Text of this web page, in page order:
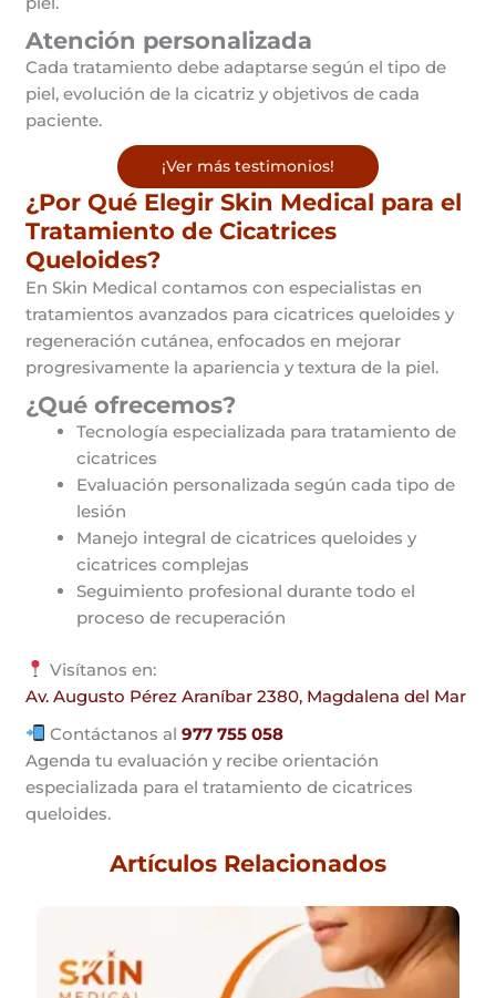
Atención personalizada
Cada tratamiento debe adaptarse según el tipo de
piel, evolución de la cicatriz y objetivos de cada
paciente.
¡Ver más testimonios!
¿Por Qué Elegir Skin Medical para el
Tratamiento de Cicatrices
Queloides?
En Skin Medical contamos con especialistas en
tratamientos avanzados para cicatrices queloides y
regeneración cutánea, enfocados en mejorar
progresivamente la apariencia y textura de la piel.
¿Qué ofrecemos?
Tecnología especializada para tratamiento de
cicatrices
Evaluación personalizada según cada tipo de
lesión
Manejo integral de cicatrices queloides y
cicatrices complejas
Seguimiento profesional durante todo el
proceso de recuperación
Visítanos en:
Av. Augusto Pérez Araníbar 2380, Magdalena del Mar
Contáctanos al 977 755 058
Agenda tu evaluación y recibe orientación
especializada para el tratamiento de cicatrices
queloides.
Artículos Relacionados